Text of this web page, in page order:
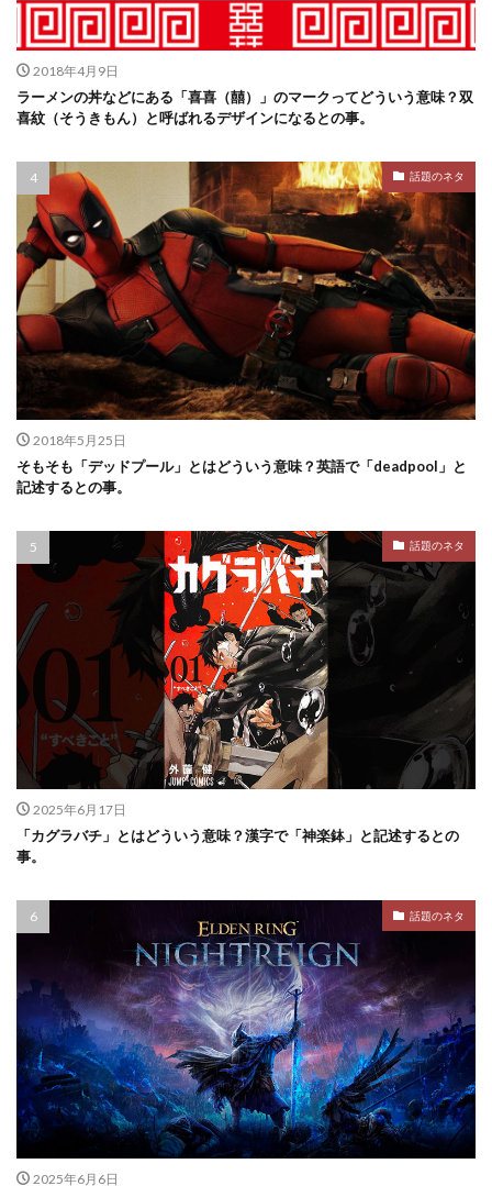
2018年4月9日
ラーメンの丼などにある「喜喜（囍）」のマークってどういう意味？双
喜紋（そうきもん）と呼ばれるデザインになるとの事。
話題のネタ
2018年5月25日
そもそも「デッドプール」とはどういう意味？英語で「deadpool」と
記述するとの事。
話題のネタ
2025年6月17日
「カグラバチ」とはどういう意味？漢字で「神楽鉢」と記述するとの
事。
話題のネタ
2025年6月6日